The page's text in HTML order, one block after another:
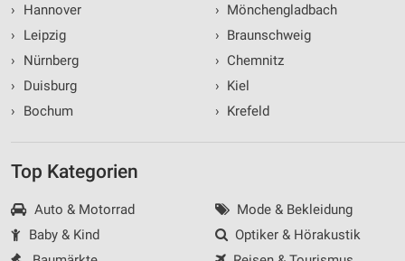
›
Hannover
›
Leipzig
›
Nürnberg
›
Duisburg
›
Bochum
› Mönchengladbach
› Braunschweig
› Chemnitz
› Kiel
› Krefeld
Top Kategorien
Auto & Motorrad
Baby & Kind
Mode & Bekleidung
Optiker & Hörakustik